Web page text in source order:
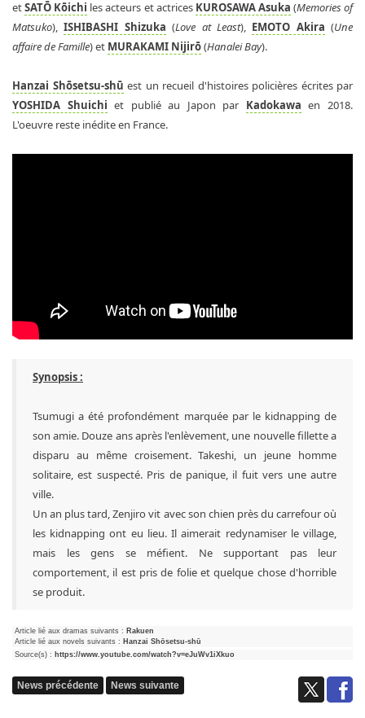
etSATŌ Kōichi les acteurs et actrices KUROSAWA Asuka (Memories of
Matsuko),ISHIBASHI Shizuka (Love at Least), EMOTO Akira (Une
affaire de Famille) et MURAKAMI Nijirō(Hanalei Bay).
Hanzai Shōsetsu-shū est un recueil d'histoires policières écrites par
YOSHIDA Shuichi et publié au Japon par Kadokawa en 2018.
L'oeuvre reste inédite en France.
Synopsis :
Tsumugi a été profondément marquée par le kidnapping de
son amie. Douze ans après l'enlèvement, une nouvelle fillette a
disparu au même croisement. Takeshi, un jeune homme
solitaire, est suspecté. Pris de panique, il fuit vers une autre
ville.
Un an plus tard, Zenjiro vit avec son chien près du carrefour où
les kidnapping ont eu lieu. Il aimerait redynamiser le village,
mais les gens se méfient. Ne supportant pas leur
comportement, il est pris de folie et quelque chose d'horrible
se produit.
Article lié aux dramas suivants : Rakuen
Article lié aux novels suivants : Hanzai Shōsetsu-shū
Source(s) : https://www.youtube.com/watch?v=eJuWv1iXkuo
News précédente News suivante